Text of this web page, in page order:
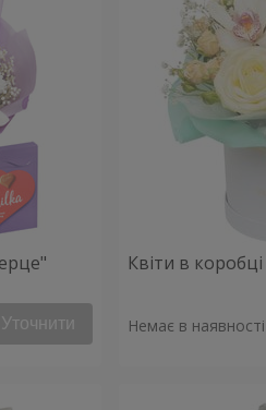
Уточнити
Квіти в
Немає в наявності